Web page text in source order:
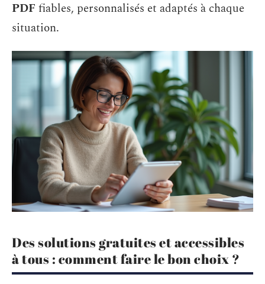
PDF fiables, personnalisés et adaptés à chaque
situation.
Des solutions gratuites et accessibles
à tous : comment faire le bon choix ?